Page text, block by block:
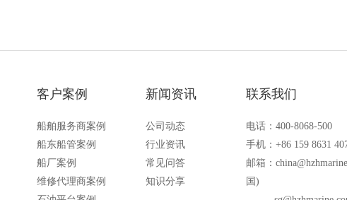
客户案例
船舶服务商案例
船东船管案例
船厂案例
维修代理商案例
新闻资讯
公司动态
行业资讯
常见问答
知识分享
联系我们
电话：400-8068-500
手机：+86 159 8631
邮箱：
国)